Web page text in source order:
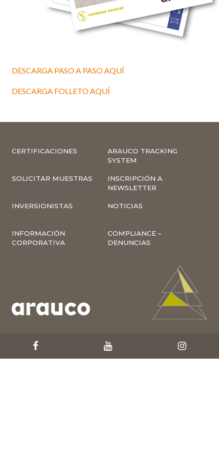
DESCARGA PASO A PASO AQUÍ
DESCARGA FOLLETO AQUÍ
CERTIFICACIONES
ARAUCO TRACKING
SYSTEM
SOLICITAR MUESTRAS
INSCRIPCIÓN A
NEWSLETTER
INVERSIONISTAS NOTICIAS
INFORMACIÓN
CORPORATIVA
COMPLIANCE –
DENUNCIAS